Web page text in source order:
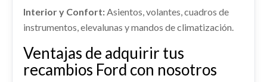
242,22 € shopping_cart
PUERTA TRASERA IZQUIERDA... usado.
Ref: 2292434 OEM: PE1C1R24631AB
Consultar
FORD C-MAX TREND
Ref: 2292420
AMORTIGUADOR DELANTERO
IZQUIERDO
Interior y Confort:Asientos, volantes, cuadros de
instrumentos, elevalunas y mandos de climatización.
Ventajas de adquirir tus
recambios Ford con nosotros